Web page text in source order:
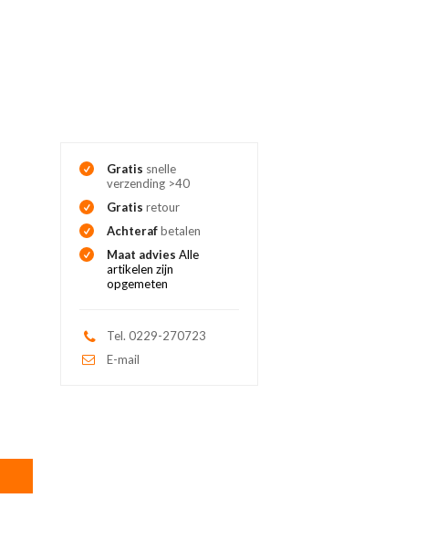
Gratis snelle
verzending >40
Gratis retour
Achterafbetalen
Maat adviesAlle
artikelen zijn
opgemeten
Tel. 0229-270723
E-mail